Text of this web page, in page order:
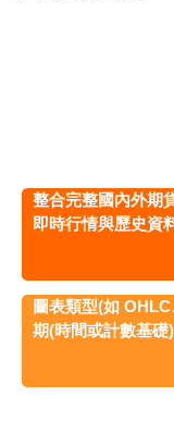
整合完整國內外期
即時行情與歷史資
圖表類型(如
期(時間或計數基礎